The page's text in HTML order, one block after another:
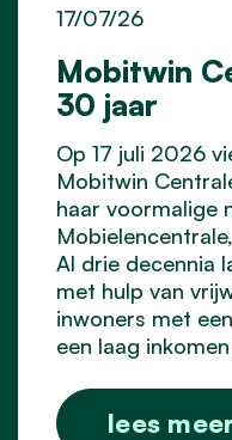
Mobitwin
30 jaar
17/07/26
Op 17 juli 2026
Mobitwin
haar voormalige
Al drie decennia
met hulp van
inwoners met
een laag
lees